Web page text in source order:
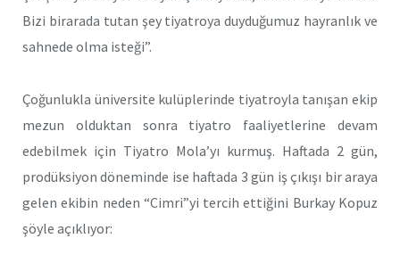
Bizi birarada tutan şey tiyatroya duyduğumuz hayranlık ve
sahnede olma isteği”.
Çoğunlukla üniversite kulüplerinde tiyatroyla tanışan ekip
mezun olduktan sonra tiyatro faaliyetlerine devam
edebilmek için Tiyatro Mola’yı kurmuş. Haftada 2 gün,
prodüksiyon döneminde ise haftada 3 gün iş çıkışı bir araya
gelen ekibin neden “Cimri”yi tercih ettiğini Burkay Kopuz
şöyle açıklıyor: